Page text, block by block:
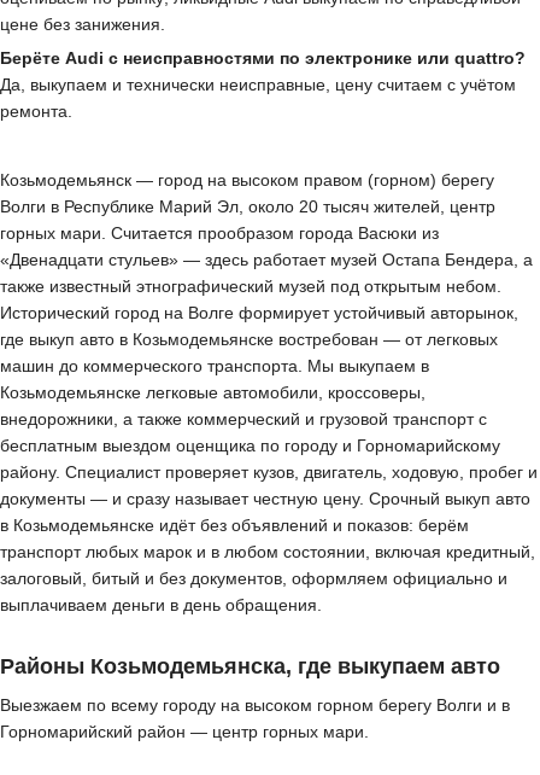
цене без занижения.
Берёте Audi с неисправностями по электронике или quattro?
Да, выкупаем и технически неисправные, цену считаем с учётом
ремонта.
Козьмодемьянск — город на высоком правом (горном) берегу
Волги в Республике Марий Эл, около 20 тысяч жителей, центр
горных мари. Считается прообразом города Васюки из
«Двенадцати стульев» — здесь работает музей Остапа Бендера, а
также известный этнографический музей под открытым небом.
Исторический город на Волге формирует устойчивый авторынок,
где выкуп авто в Козьмодемьянске востребован — от легковых
машин до коммерческого транспорта. Мы выкупаем в
Козьмодемьянске легковые автомобили, кроссоверы,
внедорожники, а также коммерческий и грузовой транспорт с
бесплатным выездом оценщика по городу и Горномарийскому
району. Специалист проверяет кузов, двигатель, ходовую, пробег и
документы — и сразу называет честную цену. Срочный выкуп авто
в Козьмодемьянске идёт без объявлений и показов: берём
транспорт любых марок и в любом состоянии, включая кредитный,
залоговый, битый и без документов, оформляем официально и
выплачиваем деньги в день обращения.
Районы Козьмодемьянска, где выкупаем авто
Выезжаем по всему городу на высоком горном берегу Волги и в
Горномарийский район — центр горных мари.